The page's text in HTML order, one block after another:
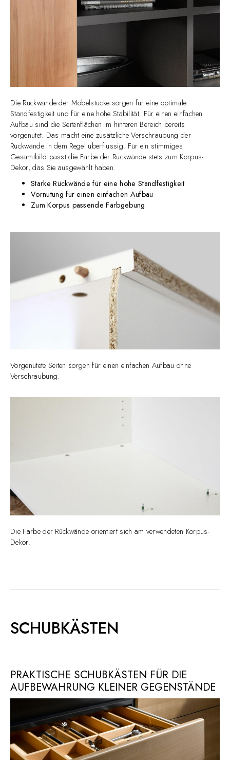
Die Rückwände der Möbelstücke sorgen für eine optimale
Standfestigkeit und für eine hohe Stabilität. Für einen einfachen
Aufbau sind die Seitenflächen im hinteren Bereich bereits
vorgenutet. Das macht eine zusätzliche Verschraubung der
Rückwände in dem Regel überflüssig. Für ein stimmiges
Gesamtbild passt die Farbe der Rückwände stets zum Korpus-
Dekor, das Sie ausgewählt haben.
Starke Rückwände für eine hohe Standfestigkeit
Vornutung für einen einfachen Aufbau
Zum Korpus passende Farbgebung
Vorgenutete Seiten sorgen für einen einfachen Aufbau ohne
Verschraubung.
Die Farbe der Rückwände orientiert sich am verwendeten Korpus-
Dekor.
SCHUBKÄSTEN
PRAKTISCHE SCHUBKÄSTEN FÜR DIE
AUFBEWAHRUNG KLEINER GEGENSTÄNDE